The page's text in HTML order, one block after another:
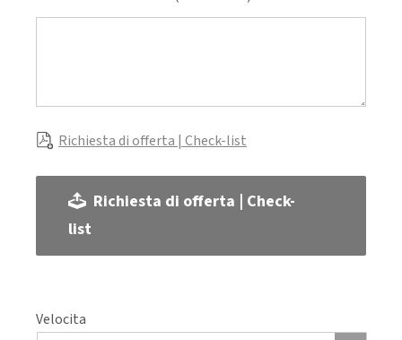
Richiesta di offerta | Check-list
Richiesta di offerta | Check-
list
Velocita